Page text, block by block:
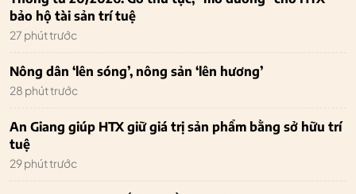
bảo hộ tài sản trí tuệ
27 phút trước
Nông dân ‘lên sóng’, nông sản ‘lên hương’
28 phút trước
An Giang giúp HTX giữ giá trị sản phẩm bằng sở hữu trí
tuệ
29 phút trước